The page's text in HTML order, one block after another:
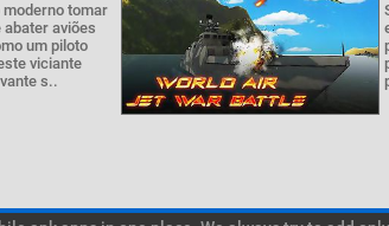
moderno tomar
aviões
um piloto
viciante
s..